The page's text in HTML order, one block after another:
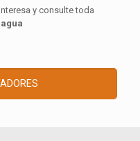
y consulte toda